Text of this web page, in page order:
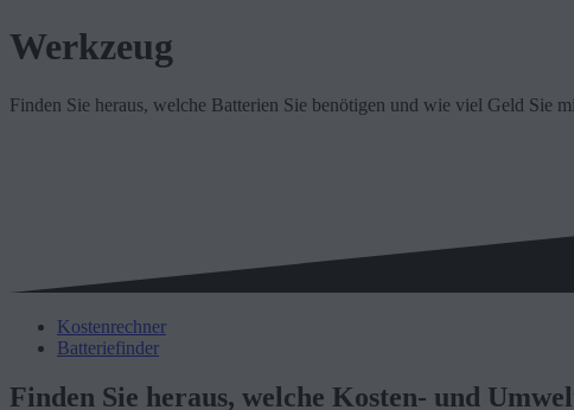
Werkzeug
Finden Sie heraus, welche Batterien Sie benötigen und wie viel Geld Sie
Kostenrechner
Batteriefinder
Finden Sie heraus, welche Kosten- und